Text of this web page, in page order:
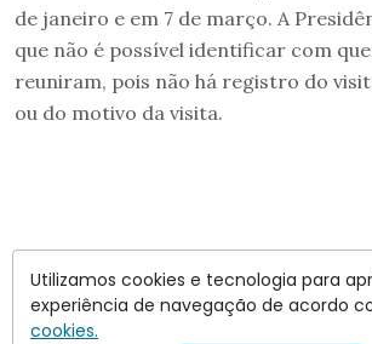
de janeiro e em 7 de março. A
que não é possível identificar com
reuniram, pois não há registro do
ou do motivo da visita.
Utilizamos cookies e tecnologia para
experiência de navegação de acordo
cookies.